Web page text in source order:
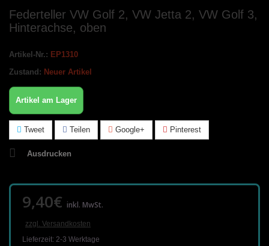
Federteller VW Golf 2, VW Jetta 2, VW Golf 3,
Hinterachse, oben
Artikel-Nr.: EP1310
Zustand: Neuer Artikel
Artikel am Lager
Tweet Teilen Google+ Pinterest
Ausdrucken
9,40€ inkl. MwSt.
zzgl. Versandkosten
Lieferzeit: 2-3 Werktage